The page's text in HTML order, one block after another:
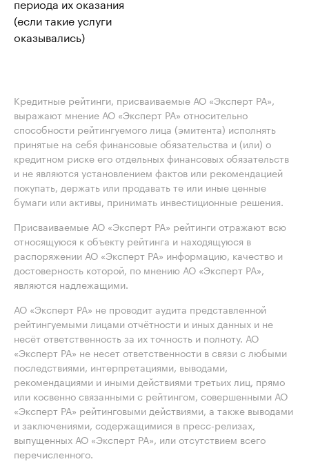
(если такие услуги
оказывались)
Кредитные рейтинги, присваиваемые АО «Эксперт РА»,
выражают мнение АО «Эксперт РА» относительно
способности рейтингуемого лица (эмитента) исполнять
принятые на себя финансовые обязательства и (или) о
кредитном риске его отдельных финансовых обязательств
и не являются установлением фактов или рекомендацией
покупать, держать или продавать те или иные ценные
бумаги или активы, принимать инвестиционные решения.
Присваиваемые АО «Эксперт РА» рейтинги отражают всю
относящуюся к объекту рейтинга и находящуюся в
распоряжении АО «Эксперт РА» информацию, качество и
достоверность которой, по мнению АО «Эксперт РА»,
являются надлежащими.
АО «Эксперт РА» не проводит аудита представленной
рейтингуемыми лицами отчётности и иных данных и не
несёт ответственность за их точность и полноту. АО
«Эксперт РА» не несет ответственности в связи с любыми
последствиями, интерпретациями, выводами,
рекомендациями и иными действиями третьих лиц, прямо
или косвенно связанными с рейтингом, совершенными АО
«Эксперт РА» рейтинговыми действиями, а также выводами
и заключениями, содержащимися в пресс-релизах,
выпущенных АО «Эксперт РА», или отсутствием всего
перечисленного.